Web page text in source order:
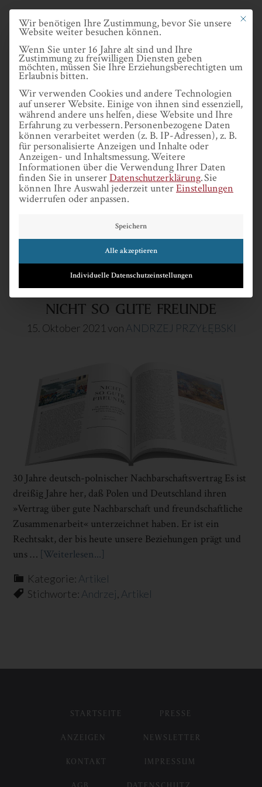
Skip
main
content
ANDRZEJ
PRZYŁĘBSKI
NICHT SO GUTE FREUNDE
15. Oktober 2021 von ANDRZEJ PRZYŁĘBSKI
30 Jahre deutsch-polnischer Nachbarschaftsvertrag Es ist
dreißig Jahre her, daß Polen und Deutschland ihren
»Vertrag über gute Nachbarschaft und freundschaftliche
Zusammenarbeit« unterzeichnet haben. Er ist ein
Rechtsakt, der bis heute unsere Beziehungen prägt und
uns … [Weiterlesen...]
Plugin
NICHT
Kategorie: Artikel
Stichworte: Andrzej, Artikel
STARTSEITE PRESSE
ANZEIGEN NEWSLETTER
KONTAKT IMPRESSUM
Mit
Wir benötigen Ihre Zustimmung, bevor Sie unsere
Website weiter besuchen können.
Wenn Sie unter 16 Jahre alt sind und Ihre
Zustimmung zu freiwilligen Diensten geben
möchten, müssen Sie Ihre Erziehungsberechtigten um
Erlaubnis bitten.
Wir verwenden Cookies und andere Technologien
auf unserer Website. Einige von ihnen sind essenziell,
während andere uns helfen, diese Website und Ihre
Erfahrung zu verbessern.Personenbezogene Daten
können verarbeitet werden (z. B. IP-Adressen), z. B.
für personalisierte Anzeigen und Inhalte oder
Anzeigen- und Inhaltsmessung.Weitere
Informationen über die Verwendung Ihrer Daten
finden Sie in unsererDatenschutzerklärung.Sie
können Ihre Auswahl jederzeit unterEinstellungen
widerrufen oder anpassen.
Speichern
Alle akzeptieren
Individuelle Datenschutzeinstellungen